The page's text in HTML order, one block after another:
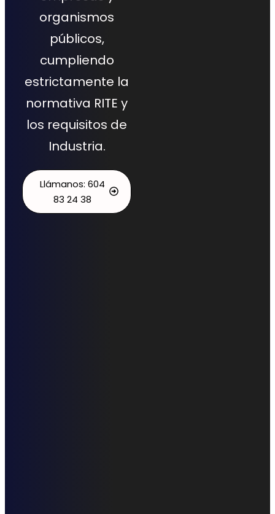
organismos
públicos,
cumpliendo
estrictamente la
normativa RITE y
los requisitos de
Industria.
Llámanos: 604
83 24 38